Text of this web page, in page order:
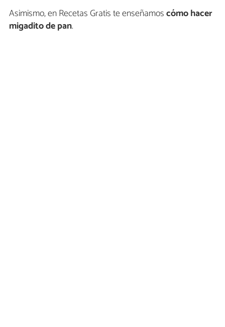
Asimismo, en Recetas Gratis te enseñamoscómo hacer
migadito de pan.